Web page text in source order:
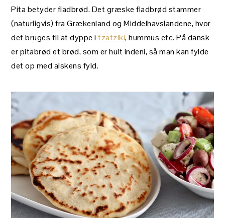
Pita betyder fladbrød. Det græske fladbrød stammer
(naturligvis) fra Grækenland og Middelhavslandene, hvor
det bruges til at dyppe itzatziki, hummus etc. På dansk
er pitabrød et brød, som er hult indeni, så man kan fylde
det op med alskens fyld.